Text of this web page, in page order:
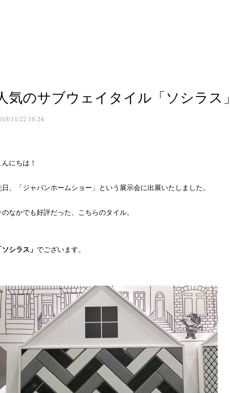
気のサブウェイタイル「ソシラス」
11/22 16:24
んにちは！
日、「ジャパンホームショー」という展示会に出展いたしました。
のなかでも好評だった、こちらのタイル。
ソシラス」 でございます。